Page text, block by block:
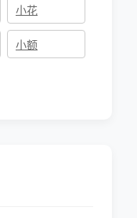
小花
小额